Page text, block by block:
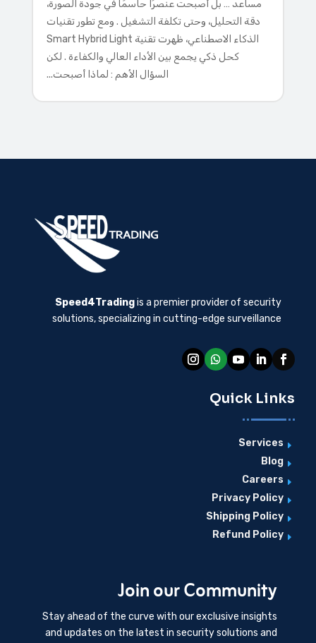
مساعد … بل أصبحت عنصرًا حاسمًا في جودة الصورة،
دقة التحليل، وحتى تكلفة التشغيل . ومع تطور تقنيات
الذكاء الاصطناعي، ظهرت تقنية Smart Hybrid Light
كحل ذكي يجمع بين الأداء العالي والكفاءة . لكن
السؤال الأهم : لماذا أصبحت...
Speed4Tradingis a premier provider of security
solutions, specializing in cutting-edge surveillance
Quick Links
E
Services
E
Blog
E
Careers
E
Privacy Policy
E
Shipping Policy
E
Refund Policy
Join our Community
Stay ahead of the curve with our exclusive insights
and updates on the latest in security solutions and